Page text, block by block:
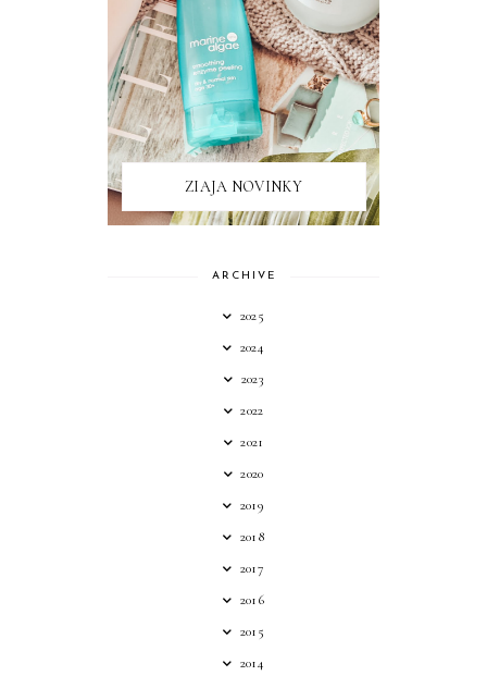
ZIAJA NOVINKY
ARCHIVE
2025
2024
2023
2022
2021
2020
2019
2018
2017
2016
2015
2014